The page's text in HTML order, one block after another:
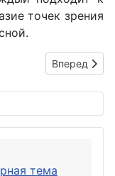
точек зрения
в русской
Следующий:
Вперед
тема